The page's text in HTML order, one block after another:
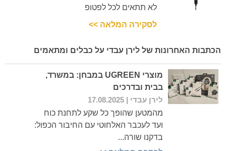
לא תתאים לכל לפטופ
לסקירה המלאה >>
הכתבות האחרונות של לירן עבדי על כבלים ומתאמים
מוצרי UGREEN במבחן: במשרד,
בבית ובדרכים
לירן עבדי | 17.08.2025
מהמטען שהופך כל שקע לתחנת כוח
ועד לעכבר האלחוטי עם החיבור הכפול:
בדקנו שורה...